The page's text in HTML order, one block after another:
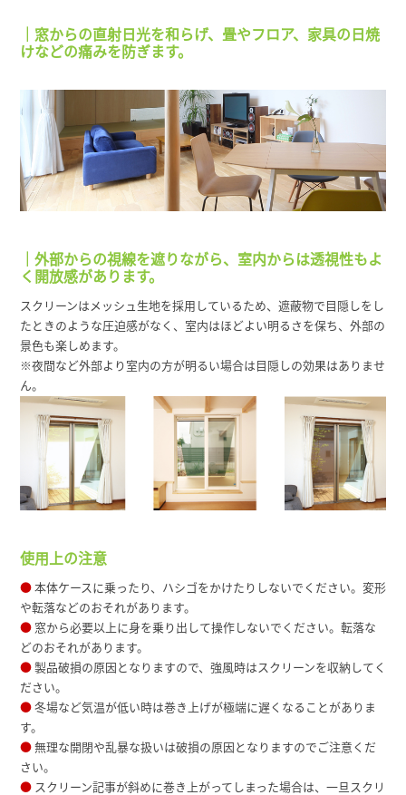
｜窓からの直射日光を和らげ、畳やフロア、家具の日焼
けなどの痛みを防ぎます。
｜外部からの視線を遮りながら、室内からは透視性もよ
く開放感があります。
スクリーンはメッシュ生地を採用しているため、遮蔽物で目隠しをし
たときのような圧迫感がなく、室内はほどよい明るさを保ち、外部の
景色も楽しめます。
※夜間など外部より室内の方が明るい場合は目隠しの効果はありませ
ん。
使用上の注意
● 本体ケースに乗ったり、ハシゴをかけたりしないでください。変形
や転落などのおそれがあります。
● 窓から必要以上に身を乗り出して操作しないでください。転落な
どのおそれがあります。
● 製品破損の原因となりますので、強風時はスクリーンを収納してく
ださい。
● 冬場など気温が低い時は巻き上げが極端に遅くなることがありま
す。
● 無理な開閉や乱暴な扱いは破損の原因となりますのでご注意くだ
さい。
● スクリーン記事が斜めに巻き上がってしまった場合は、一旦スクリ